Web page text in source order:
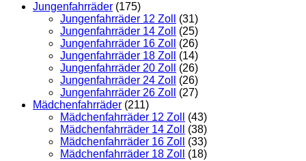
Jungenfahrräder (175)
Jungenfahrräder 12 Zoll
(31)
Jungenfahrräder 14 Zoll
(25)
Jungenfahrräder 16 Zoll
(26)
Jungenfahrräder 18 Zoll
(14)
Jungenfahrräder 20 Zoll
(26)
Jungenfahrräder 24 Zoll
(26)
Jungenfahrräder 26 Zoll
(27)
Mädchenfahrräder (211)
Mädchenfahrräder 12 Zoll
(43)
Mädchenfahrräder 14 Zoll
(38)
Mädchenfahrräder 16 Zoll
(33)
Mädchenfahrräder 18 Zoll
(18)